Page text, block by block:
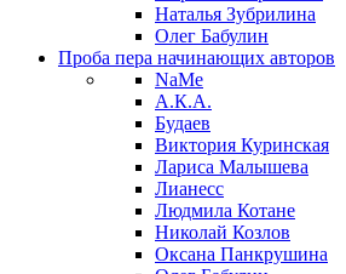
Наталья Зубрилина
Олег Бабулин
Проба пера начинающих авторов
NaMe
А.К.А.
Будаев
Виктория Куринская
Лариса Малышева
Лианесс
Людмила Котане
Николай Козлов
Оксана Панкрушина